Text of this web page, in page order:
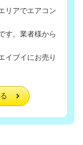
リアでエアコン
す。業者様から
イブイにお売り